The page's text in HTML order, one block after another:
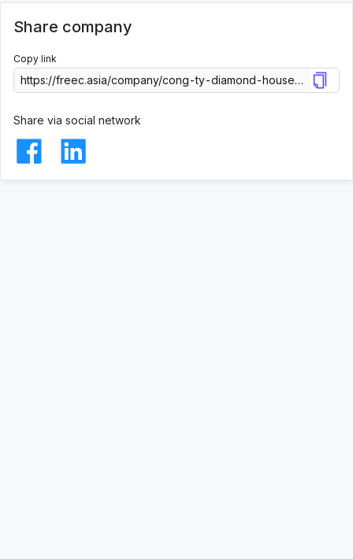
Share company
Copy link
Share via social network